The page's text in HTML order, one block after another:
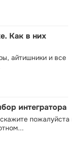
Как в них
айтишники и все
интегратора
пожалуйста